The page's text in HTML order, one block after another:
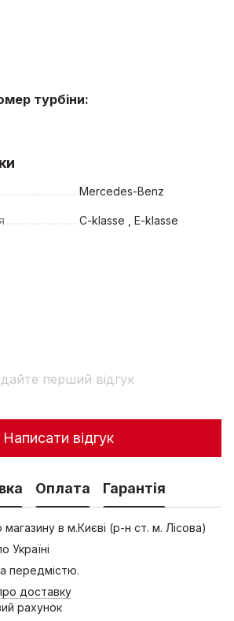
турбіни:
Mercedes-Benz
C-klasse , E-klasse
перший відгук
Написати відгук
Оплата Гарантія
в м.Києві (р-н ст. м. Лісова)
передмістю.
доставку
рахунок